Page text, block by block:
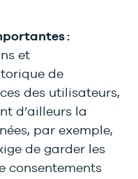
:
et
de
des utilisateurs,
d’ailleurs la
par exemple,
de garder les
consentements